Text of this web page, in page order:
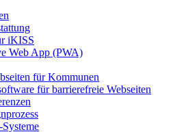
iKISS
Web App (PWA)
für Kommunen
für barrierefreie Webseiten